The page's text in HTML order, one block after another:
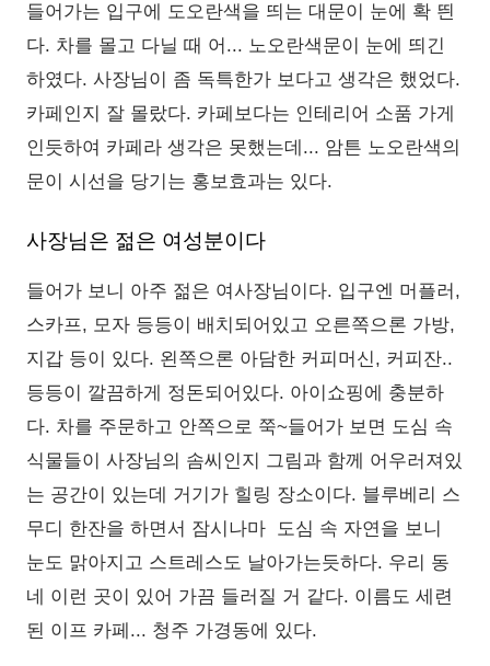
들어가는 입구에 도오란색을 띄는 대문이 눈에 확 띈
다. 차를 몰고 다닐 때 어... 노오란색문이 눈에 띄긴
하였다. 사장님이 좀 독특한가 보다고 생각은 했었다.
카페인지 잘 몰랐다. 카페보다는 인테리어 소품 가게
인듯하여 카페라 생각은 못했는데... 암튼 노오란색의
문이 시선을 당기는 홍보효과는 있다.
사장님은 젊은 여성분이다
들어가 보니 아주 젊은 여사장님이다. 입구엔 머플러,
스카프, 모자 등등이 배치되어있고 오른쪽으론 가방,
지갑 등이 있다. 왼쪽으론 아담한 커피머신, 커피잔..
등등이 깔끔하게 정돈되어있다. 아이쇼핑에 충분하
다. 차를 주문하고 안쪽으로 쭉~들어가 보면 도심 속
식물들이 사장님의 솜씨인지 그림과 함께 어우러져있
는 공간이 있는데 거기가 힐링 장소이다. 블루베리 스
무디 한잔을 하면서 잠시나마 도심 속 자연을 보니
눈도 맑아지고 스트레스도 날아가는듯하다. 우리 동
네 이런 곳이 있어 가끔 들러질 거 같다. 이름도 세련
된 이프 카페... 청주 가경동에 있다.